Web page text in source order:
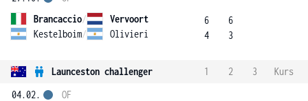
Brancaccio/
Vervoort
Kestelboim/ Olivieri
6
4
6
3
Launceston challenger 1 2 3
Kurs
04.02.
OF